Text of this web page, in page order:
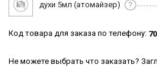
духи 5мл (атомайзер) ?
Код товара для заказа по телефону:
Не можете выбрать что заказать?